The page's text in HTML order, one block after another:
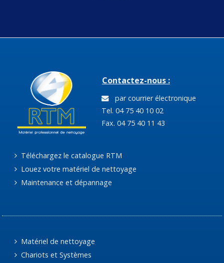
Contactez-nous :
par courrier électronique
Tel. 04 75 40 10 02
Fax. 04 75 40 11 43
Téléchargez le catalogue RTM
Louez votre matériel de nettoyage
Maintenance et dépannage
Matériel de nettoyage
Chariots et Systèmes